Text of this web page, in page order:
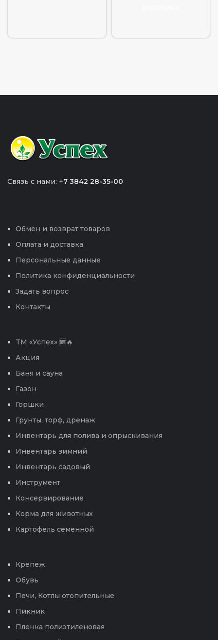
Связь с нами: +7 3842 28-35-00
Обмен и возврат товаров
Оплата и доставка
Персональные данные
Политика конфиденциальности
Задать вопрос
Контакты
TM «Успех» 🆕🔥
Акция
Баня и сауна
Газон
Горшки
Грунты, торф, дренаж
Инвентарь для полива и опрыскивания
Инвентарь зимний
Инвентарь садовый
Инструмент
Консервирование
Корма для животных
Картофель семенной
Крепеж
Обувь
Печи, Котлы отопительные
Пикник
Пленка полиэтиленовая